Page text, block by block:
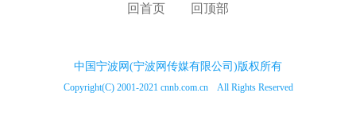
回首页 回顶部
中国宁波网(宁波网传媒有限公司)版权所有
Copyright(C) 2001-2021 cnnb.com.cn All Rights Reserved